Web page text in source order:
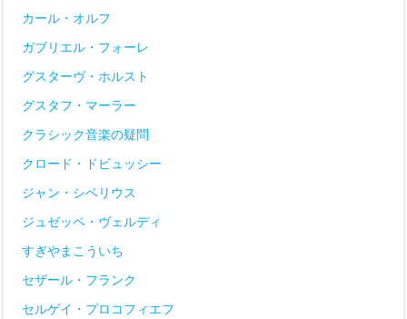
カール・オルフ
ガブリエル・フォーレ
グスターヴ・ホルスト
グスタフ・マーラー
クラシック音楽の疑問
クロード・ドビュッシー
ジャン・シベリウス
ジュゼッペ・ヴェルディ
すぎやまこういち
セザール・フランク
セルゲイ・プロコフィエフ